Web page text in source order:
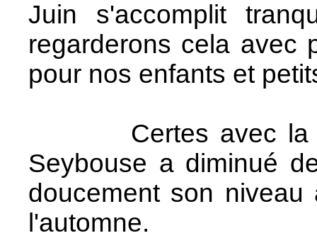
Juin s'accomplit
regarderons cela avec
pour nos enfants et
Certes avec la
Seybouse a diminué
doucement son
l'automne.